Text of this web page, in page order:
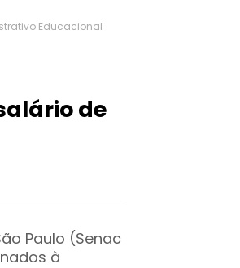
Educacional
de
Paulo (Senac
à